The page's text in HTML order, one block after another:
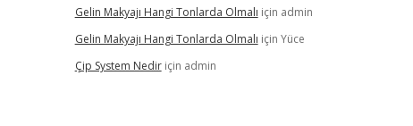
Gelin Makyajı Hangi Tonlarda Olmalı için admin
Gelin Makyajı Hangi Tonlarda Olmalı için Yüce
Çip System Nediriçin admin